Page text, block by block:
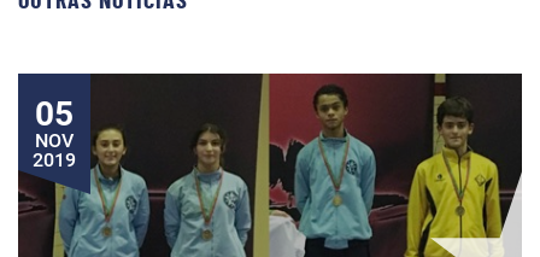
05
NOV
2019